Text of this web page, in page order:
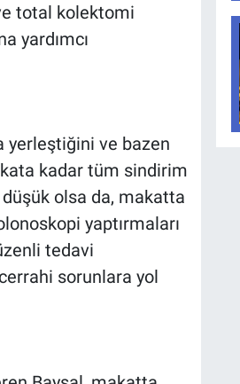
total kolektomi
yardımcı
yerleştiğini ve bazen
kadar tüm sindirim
olsa da, makatta
yaptırmaları
tedavi
sorunlara yol